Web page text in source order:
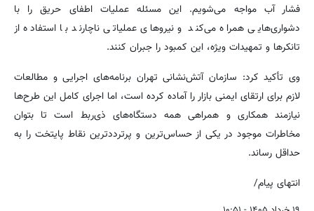
فشار آب مواجه می‌شویم. این مسئله عملیات اطفای حریق را با
دشواری‌هایی همراه می‌کند و نیروهای عملیاتی ناچارند با استفاده از
تانکرها و تمهیدات ویژه، این کمبود را جبران کنند.
وی تأکید کرد: سازمان آتش‌نشانی تهران برنامه‌های اجرایی و مطالعات
لازم برای ارتقای ایمنی بازار را آماده کرده است، اما اجرای کامل این طرح‌ها
نیازمند همکاری و همراهی همه دستگاه‌های ذی‌ربط است تا بتوان
مخاطرات موجود در یکی از حساس‌ترین و پرترددترین نقاط پایتخت را به
حداقل رساند.
انتهای پیام/